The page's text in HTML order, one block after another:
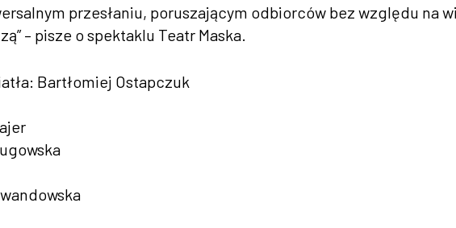
przesłaniu, poruszającym odbiorców bez względu na
– pisze o spektaklu Teatr Maska.
Bartłomiej Ostapczuk